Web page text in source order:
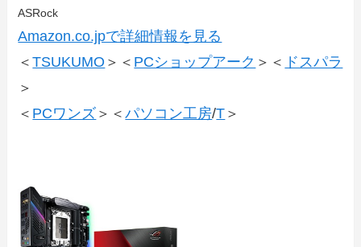
ASRock
Amazon.co.jpで詳細情報を見る
＜TSUKUMO ＞＜ PCショップアーク ＞＜ ドスパラ
＞
＜ PCワンズ ＞＜パソコン工房/T ＞